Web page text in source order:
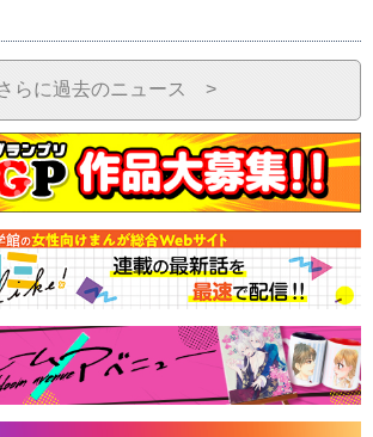
らに過去のニュース >